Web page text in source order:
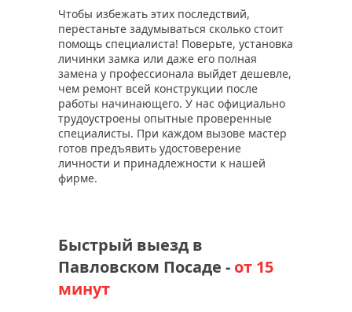
Чтобы избежать этих последствий,
перестаньте задумываться сколько стоит
помощь специалиста! Поверьте, установка
личинки замка или даже его полная
замена у профессионала выйдет дешевле,
чем ремонт всей конструкции после
работы начинающего. У нас официально
трудоустроены опытные проверенные
специалисты. При каждом вызове мастер
готов предъявить удостоверение
личности и принадлежности к нашей
фирме.
Быстрый выезд в
Павловском Посаде - от 15
минут